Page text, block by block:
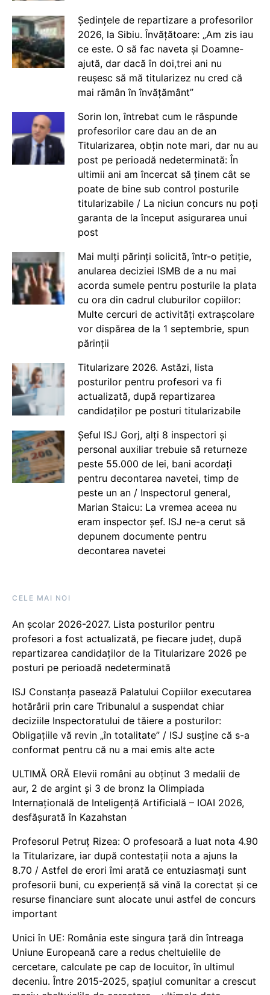
Ședințele de repartizare a profesorilor
2026, la Sibiu. Învățătoare: „Am zis iau
ce este. O să fac naveta și Doamne-
ajută, dar dacă în doi,trei ani nu
reușesc să mă titularizez nu cred că
mai rămân în învățământ”
Sorin Ion, întrebat cum le răspunde
profesorilor care dau an de an
Titularizarea, obțin note mari, dar nu au
post pe perioadă nedeterminată: În
ultimii ani am încercat să ținem cât se
poate de bine sub control posturile
titularizabile / La niciun concurs nu poți
garanta de la început asigurarea unui
post
Mai mulți părinți solicită, într-o petiție,
anularea deciziei ISMB de a nu mai
acorda sumele pentru posturile la plata
cu ora din cadrul cluburilor copiilor:
Multe cercuri de activități extrașcolare
vor dispărea de la 1 septembrie, spun
părinții
Titularizare 2026. Astăzi, lista
posturilor pentru profesori va fi
actualizată, după repartizarea
candidaților pe posturi titularizabile
Șeful ISJ Gorj, alți 8 inspectori și
personal auxiliar trebuie să returneze
peste 55.000 de lei, bani acordați
pentru decontarea navetei, timp de
peste un an / Inspectorul general,
Marian Staicu: La vremea aceea nu
eram inspector șef. ISJ ne-a cerut să
depunem documente pentru
decontarea navetei
CELE MAI NOI
An școlar 2026-2027. Lista posturilor pentru
profesori a fost actualizată, pe fiecare județ, după
repartizarea candidaților de la Titularizare 2026 pe
posturi pe perioadă nedeterminată
ISJ Constanța pasează Palatului Copiilor executarea
hotărârii prin care Tribunalul a suspendat chiar
deciziile Inspectoratului de tăiere a posturilor:
Obligațiile vă revin „în totalitate” / ISJ susține că s-a
conformat pentru că nu a mai emis alte acte
ULTIMĂ ORĂ Elevii români au obținut 3 medalii de
aur, 2 de argint și 3 de bronz la Olimpiada
Internațională de Inteligență Artificială – IOAI 2026,
desfășurată în Kazahstan
Profesorul Petruț Rizea: O profesoară a luat nota 4.90
la Titularizare, iar după contestații nota a ajuns la
8.70 / Astfel de erori îmi arată ce entuziasmați sunt
profesorii buni, cu experiență să vină la corectat și ce
resurse financiare sunt alocate unui astfel de concurs
important
Unici în UE: România este singura țară din întreaga
Uniune Europeană care a redus cheltuielile de
cercetare, calculate pe cap de locuitor, în ultimul
deceniu. Între 2015-2025, spațiul comunitar a crescut